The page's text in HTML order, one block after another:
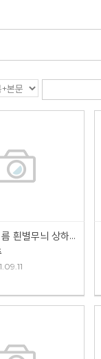
나눔128-여름 흰별무늬 상하복 100